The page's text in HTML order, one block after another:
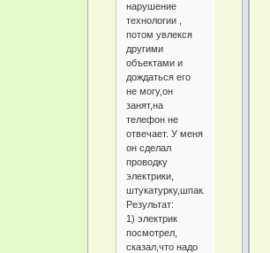
нарушение
технологии ,
потом увлекся
другими
объектами и
дождаться его
не могу,он
занят,на
телефон не
отвечает. У меня
он сделал
проводку
электрики,
штукатурку,шпаклевку,стяжку.
Результат:
1) электрик
посмотрел,
сказал,что надо